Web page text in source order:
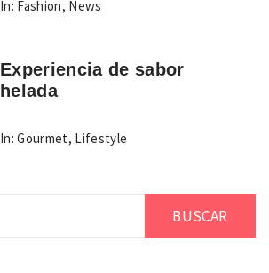
In: Fashion, News
Experiencia de sabor
helada
In: Gourmet, Lifestyle